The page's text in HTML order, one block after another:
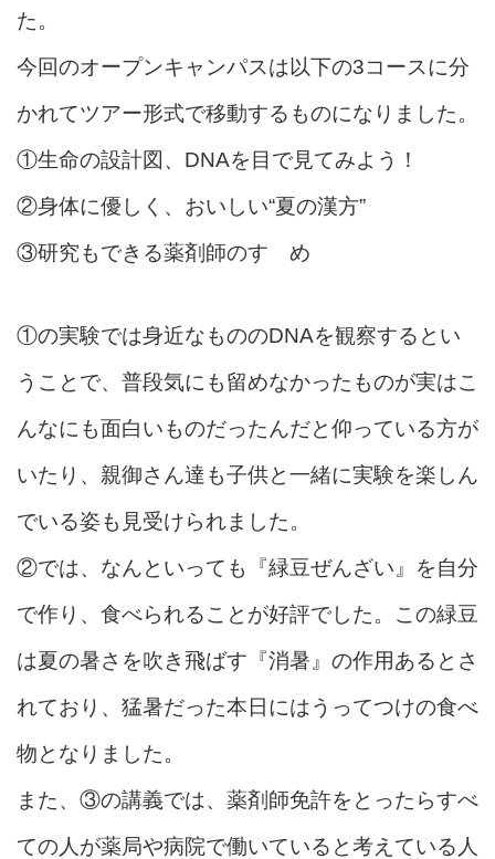
た。
今回のオープンキャンパスは以下の3コースに分
かれてツアー形式で移動するものになりました。
①生命の設計図、DNAを目で見てみよう！
②身体に優しく、おいしい“夏の漢方”
③研究もできる薬剤師のすゝめ
①の実験では身近なもののDNAを観察するとい
うことで、普段気にも留めなかったものが実はこ
んなにも面白いものだったんだと仰っている方が
いたり、親御さん達も子供と一緒に実験を楽しん
でいる姿も見受けられました。
②では、なんといっても『緑豆ぜんざい』を自分
で作り、食べられることが好評でした。この緑豆
は夏の暑さを吹き飛ばす『消暑』の作用あるとさ
れており、猛暑だった本日にはうってつけの食べ
物となりました。
また、③の講義では、薬剤師免許をとったらすべ
ての人が薬局や病院で働いていると考えている人